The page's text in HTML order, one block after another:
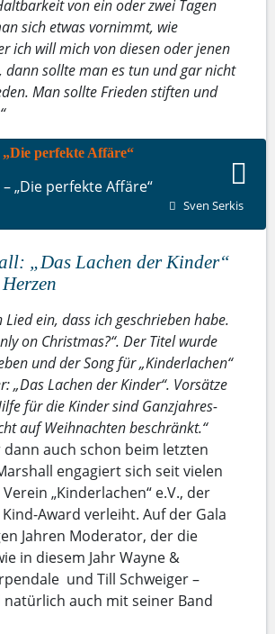
von ein oder zwei Tagen
sich etwas vornimmt, wie
ich will mich von diesen oder jenen
dann sollte man es tun und gar nicht
Man sollte Frieden stiften und
„Die perfekte Affäre“
Sven Serkis
„Das Lachen der Kinder“
ein, dass ich geschrieben habe.
on Christmas?“. Der Titel wurde
und der Song für „Kinderlachen“
„Das Lachen der Kinder“. Vorsätze
für die Kinder sind Ganzjahres-
auf Weihnachten beschränkt.“
auch schon beim letzten
engagiert sich seit vielen
„Kinderlachen“ e.V., der
Award verleiht. Auf der Gala
Jahren Moderator, der die
in diesem Jahr Wayne &
und Till Schweiger –
auch mit seiner Band